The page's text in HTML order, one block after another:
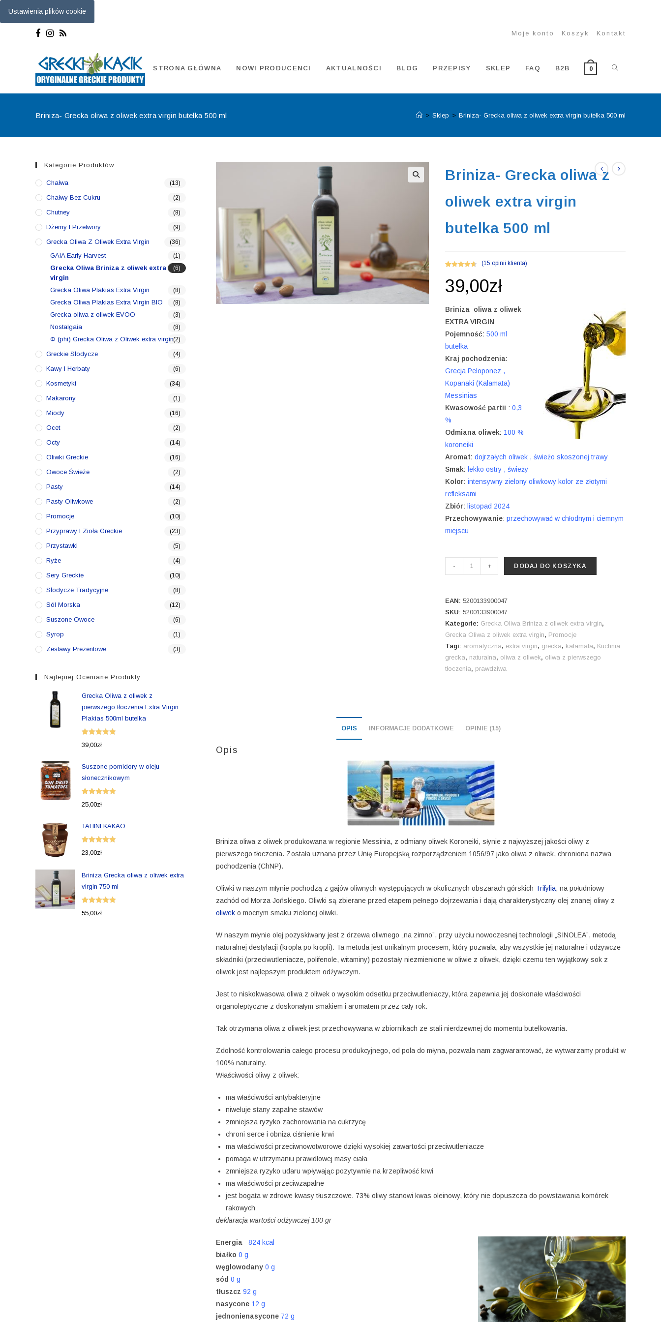
Ustawienia plików cookie
Moje konto Koszyk Kontakt
STRONA GŁÓWNA NOWI PRODUCENCI AKTUALNOŚCI BLOG PRZEPISY SKLEP FAQ B2B 0 TOGGLE
WEBSITE
SEARCH
Briniza- Grecka oliwa z oliwek extra virgin butelka 500 ml > Sklep > Briniza- Grecka oliwa z oliwek extra virgin butelka 500 ml
Briniza- Grecka oliwa z
oliwek extra virgin
butelka 500 ml
4.67 na 5 na
podstawie
klientów
(15 opinii klienta)
39,00zł
Briniza oliwa z oliwek
EXTRA VIRGIN
Pojemność: 500 ml
butelka
Kraj pochodzenia:
Grecja Peloponez ,
Kopanaki (Kalamata)
Messinias
Kwasowość partii :0,3
%
Odmiana oliwek: 100 %
koroneiki
Aromat: dojrzałych oliwek , świeżo skoszonej trawy
Smak: lekko ostry , świeży
Kolor: intensywny zielony oliwkowy kolor ze złotymi
refleksami
Zbiór: listopad 2024
Przechowywanie:przechowywać w chłodnym i ciemnym
miejscu
Briniza-
oliwa
z
oliwek
extra
virgin
butelka
500
- + DODAJ DO KOSZYKA
EAN:5200133900047
SKU:5200133900047
Kategorie: Grecka Oliwa Briniza z oliwek extra virgin,
Grecka Oliwa z oliwek extra virgin, Promocje
Tagi: aromatyczna, extra virgin, grecka, kalamata, Kuchnia
grecka, naturalna, oliwa z oliwek, oliwa z pierwszego
tłoczenia, prawdziwa
OPIS INFORMACJE DODATKOWE OPINIE (15)
Opis
Briniza oliwa z oliwek produkowana w regionie Messinia, z odmiany oliwek Koroneiki, słynie z najwyższej jakości oliwy z
pierwszego tłoczenia. Została uznana przez Unię Europejską rozporządzeniem 1056/97 jako oliwa z oliwek, chroniona nazwa
pochodzenia (ChNP).
Oliwki w naszym młynie pochodzą z gajów oliwnych występujących w okolicznych obszarach górskich Trifylia, na południowy
zachód od Morza Jońskiego. Oliwki są zbierane przed etapem pełnego dojrzewania i dają charakterystyczny olej znanej oliwy z
oliwek o mocnym smaku zielonej oliwki.
W naszym młynie olej pozyskiwany jest z drzewa oliwnego „na zimno”, przy użyciu nowoczesnej technologii „SINOLEA”, metodą
naturalnej destylacji (kropla po kropli). Ta metoda jest unikalnym procesem, który pozwala, aby wszystkie jej naturalne i odżywcze
składniki (przeciwutleniacze, polifenole, witaminy) pozostały niezmienione w oliwie z oliwek, dzięki czemu ten wyjątkowy sok z
oliwek jest najlepszym produktem odżywczym.
Jest to niskokwasowa oliwa z oliwek o wysokim odsetku przeciwutleniaczy, która zapewnia jej doskonałe właściwości
organoleptyczne z doskonałym smakiem i aromatem przez cały rok.
Tak otrzymana oliwa z oliwek jest przechowywana w zbiornikach ze stali nierdzewnej do momentu butelkowania.
Zdolność kontrolowania całego procesu produkcyjnego, od pola do młyna, pozwala nam zagwarantować, że wytwarzamy produkt w
100% naturalny.
Właściwości oliwy z oliwek:
ma właściwości antybakteryjne
niweluje stany zapalne stawów
zmniejsza ryzyko zachorowania na cukrzycę
chroni serce i obniża ciśnienie krwi
ma właściwości przeciwnowotworowe dzięki wysokiej zawartości przeciwutleniacze
pomaga w utrzymaniu prawidłowej masy ciała
zmniejsza ryzyko udaru wpływając pozytywnie na krzepliwość krwi
ma właściwości przeciwzapalne
jest bogata w zdrowe kwasy tłuszczowe. 73% oliwy stanowi kwas oleinowy, który nie dopuszcza do powstawania komórek
rakowych
deklaracja wartości odżywczej 100 gr
Energia
824 kcal
białko 0 g
węglowodany 0 g
sód 0 g
tłuszcz 92 g
nasycone 12 g
jednonienasycone 72 g
Kategorie Produktów
Chałwa (13)
Chałwy Bez Cukru (2)
Chutney (8)
Dżemy I Przetwory (9)
Grecka Oliwa Z Oliwek Extra Virgin (36)
GAIA Early Harvest (1)
Grecka Oliwa Briniza z oliwek extra
virgin
(6)
Grecka Oliwa Plakias Extra Virgin (8)
Grecka Oliwa Plakias Extra Virgin BIO (8)
Grecka oliwa z oliwek EVOO (3)
Nostalgaia (8)
Φ (phi) Grecka Oliwa z Oliwek extra virgin(2)
Greckie Słodycze (4)
Kawy I Herbaty (6)
Kosmetyki (34)
Makarony (1)
Miody (16)
Ocet (2)
Octy (14)
Oliwki Greckie (16)
Owoce Świeże (2)
Pasty (14)
Pasty Oliwkowe (2)
Promocje (10)
Przyprawy I Zioła Greckie (23)
Przystawki (5)
Ryże (4)
Sery Greckie (10)
Słodycze Tradycyjne (8)
Sól Morska (12)
Suszone Owoce (6)
Syrop (1)
Zestawy Prezentowe (3)
Najlepiej Oceniane Produkty
Grecka Oliwa z oliwek z
pierwszego tłoczenia Extra Virgin
Plakias 500ml butelka
Oceniono
39,00zł
Suszone pomidory w oleju
słonecznikowym
Oceniono
25,00zł
TAHINI KAKAO
Oceniono
23,00zł
Briniza Grecka oliwa z oliwek extra
virgin 750 ml
Oceniono
55,00zł